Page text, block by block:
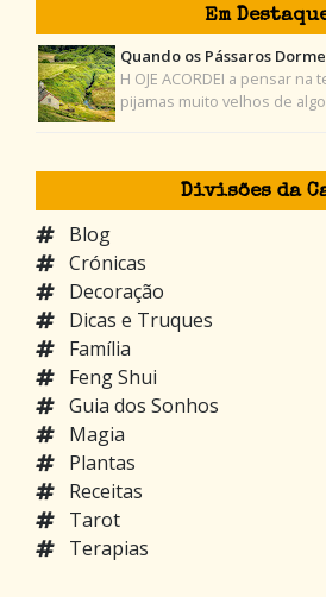
Em
Quando os Pássaros
H OJE ACORDEI a pensar
pijamas muito velhos de
Divisões da
Blog
Crónicas
Decoração
Dicas e Truques
Família
Feng Shui
Guia dos Sonhos
Magia
Plantas
Receitas
Tarot
Terapias